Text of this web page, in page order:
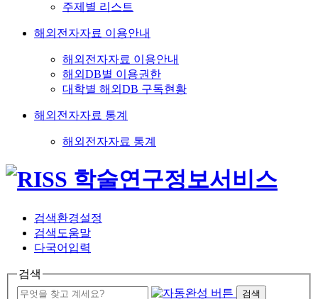
주제별 리스트
해외전자자료 이용안내
해외전자자료 이용안내
해외DB별 이용권한
대학별 해외DB 구독현황
해외전자자료 통계
해외전자자료 통계
검색환경설정
검색도움말
다국어입력
검색
검색